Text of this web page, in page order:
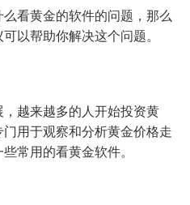
看黄金的软件的问题，那么
以帮助你解决这个问题。
越来越多的人开始投资黄
用于观察和分析黄金价格走
常用的看黄金软件。